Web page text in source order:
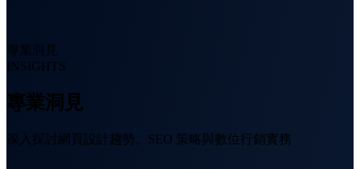
專業洞見
INSIGHTS
專業洞見
深入探討網頁設計趨勢、SEO 策略與數位行銷實務